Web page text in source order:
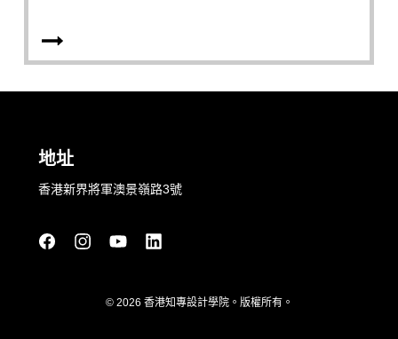
地址
香港新界將軍澳景嶺路3號
© 2026 香港知專設計學院。版權所有。